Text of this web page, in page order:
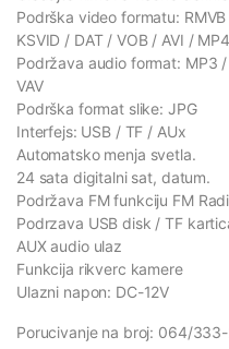
Podrška video formatu:
KSVID / DAT / VOB / AVI / MP4
Podržava audio format: MP3
VAV
Podrška format slike: JPG
Interfejs: USB / TF / AUx
Automatsko menja svetla.
24 sata digitalni sat, datum.
Podržava FM funkciju FM
Podrzava USB disk / TF
AUX audio ulaz
Funkcija rikverc kamere
Ulazni napon: DC-12V
Porucivanje na broj: 064/